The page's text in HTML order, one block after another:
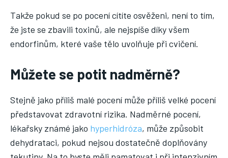
Takže pokud se po pocení cítíte osvěženi, není to tím,
že jste se zbavili toxinů, ale nejspíše díky všem
endorfinům, které vaše tělo uvolňuje při cvičení.
Můžete se potit nadměrně?
Stejně jako příliš malé pocení může příliš velké pocení
představovat zdravotní rizika. Nadměrné pocení,
lékařsky známé jako hyperhidróza, může způsobit
dehydrataci, pokud nejsou dostatečně doplňovány